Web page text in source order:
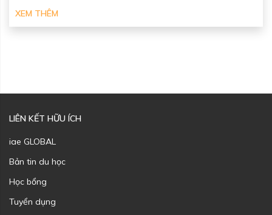
XEM THÊM
LIÊN KẾT HỮU ÍCH
iae GLOBAL
Bản tin du học
Học bổng
Tuyển dụng